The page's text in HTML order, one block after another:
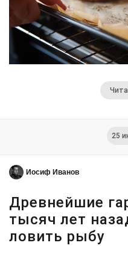
25
Иосиф Иванов
Древнейшие
тысяч лет
ловить рыбу